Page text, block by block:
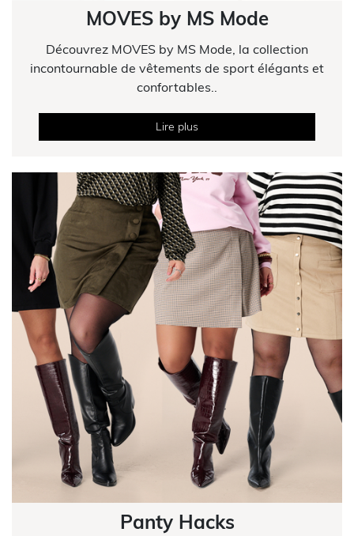
MOVES by MS Mode
Découvrez MOVES by MS Mode, la collection
incontournable de vêtements de sport élégants et
confortables..
Lire plus
Panty Hacks